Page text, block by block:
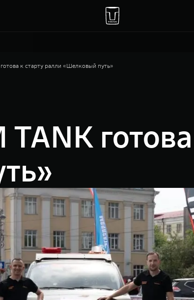
к старту ралли «Шелковый путь»